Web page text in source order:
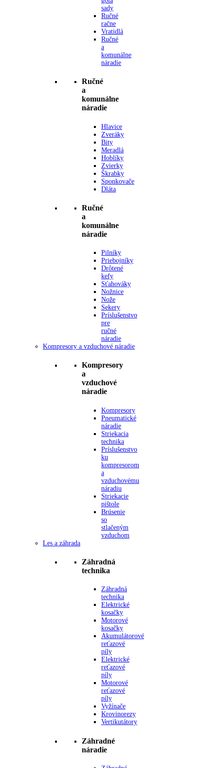
sady
Ručné
račne
Vratidlá
Ručné
a
komunálne
náradie
Ručné
a
komunálne
náradie
Hlavice
Zveráky
Bity
Meradlá
Hoblíky
Zvierky
Škrabky
Sponkovače
Dláta
Ručné
a
komunálne
náradie
Pilníky
Priebojníky
Drôtené
kefy
Sťahováky
Nožnice
Nože
Sekery
Príslušenstvo
pre
ručné
náradie
Kompresory a vzduchové náradie
Kompresory
a
vzduchové
náradie
Kompresory
Pneumatické
náradie
Striekacia
technika
Príslušenstvo
ku
kompresorom
a
vzduchovému
náradiu
Striekacie
pištole
Brúsenie
so
stlačeným
vzduchom
Les a záhrada
Záhradná
technika
Záhradná
technika
Elektrické
kosačky
Motorové
kosačky
Akumulátorové
reťazové
píly
Elektrické
reťazové
píly
Motorové
reťazové
píly
Vyžínače
Krovinorezy
Vertikutátory
Záhradné
náradie